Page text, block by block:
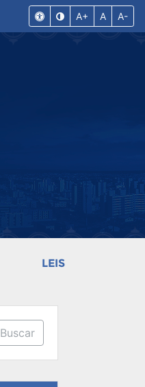
A+ A A-
LEIS
Buscar